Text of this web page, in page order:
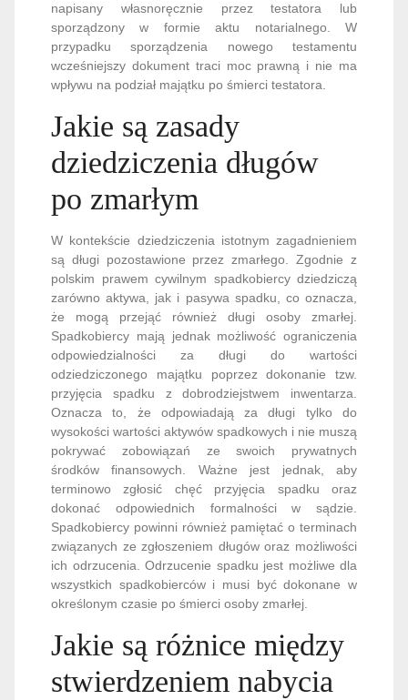
napisany własnoręcznie przez testatora lub
sporządzony w formie aktu notarialnego. W
przypadku sporządzenia nowego testamentu
wcześniejszy dokument traci moc prawną i nie ma
wpływu na podział majątku po śmierci testatora.
Jakie są zasady
dziedziczenia długów
po zmarłym
W kontekście dziedziczenia istotnym zagadnieniem
są długi pozostawione przez zmarłego. Zgodnie z
polskim prawem cywilnym spadkobiercy dziedziczą
zarówno aktywa, jak i pasywa spadku, co oznacza,
że mogą przejąć również długi osoby zmarłej.
Spadkobiercy mają jednak możliwość ograniczenia
odpowiedzialności za długi do wartości
odziedziczonego majątku poprzez dokonanie tzw.
przyjęcia spadku z dobrodziejstwem inwentarza.
Oznacza to, że odpowiadają za długi tylko do
wysokości wartości aktywów spadkowych i nie muszą
pokrywać zobowiązań ze swoich prywatnych
środków finansowych. Ważne jest jednak, aby
terminowo zgłosić chęć przyjęcia spadku oraz
dokonać odpowiednich formalności w sądzie.
Spadkobiercy powinni również pamiętać o terminach
związanych ze zgłoszeniem długów oraz możliwości
ich odrzucenia. Odrzucenie spadku jest możliwe dla
wszystkich spadkobierców i musi być dokonane w
określonym czasie po śmierci osoby zmarłej.
Jakie są różnice między
stwierdzeniem nabycia